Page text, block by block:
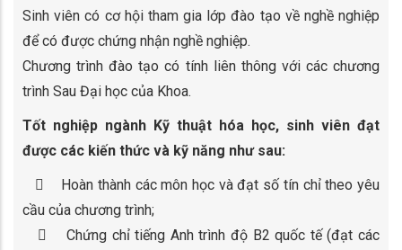
Sinh viên có cơ hội tham gia lớp đào tạo về nghề nghiệp
để có được chứng nhận nghề nghiệp.
Chương trình đào tạo có tính liên thông với các chương
trình Sau Đại học của Khoa.
Tốt nghiệp ngành Kỹ thuật hóa học, sinh viên đạt
được các kiến thức và kỹ năng như sau:
 Hoàn thành các môn học và đạt số tín chỉ theo yêu
cầu của chương trình;
 Chứng chỉ tiếng Anh trình độ B2 quốc tế (đạt các